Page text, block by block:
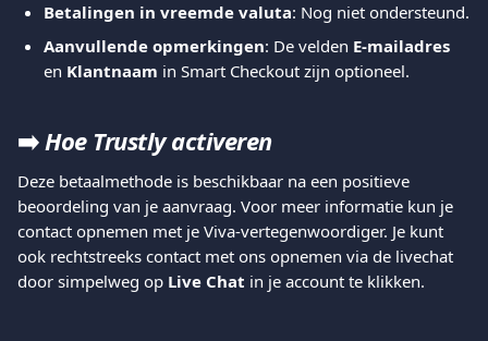
Betalingen in vreemde valuta: Nog niet ondersteund.
Aanvullende opmerkingen: De velden E-mailadres
en Klantnaam in Smart Checkout zijn optioneel.
➡️ Hoe Trustly activeren
Deze betaalmethode is beschikbaar na een positieve
beoordeling van je aanvraag. Voor meer informatie kun je
contact opnemen met je Viva-vertegenwoordiger. Je kunt
ook rechtstreeks contact met ons opnemen via de livechat
door simpelweg op Live Chat in je account te klikken.